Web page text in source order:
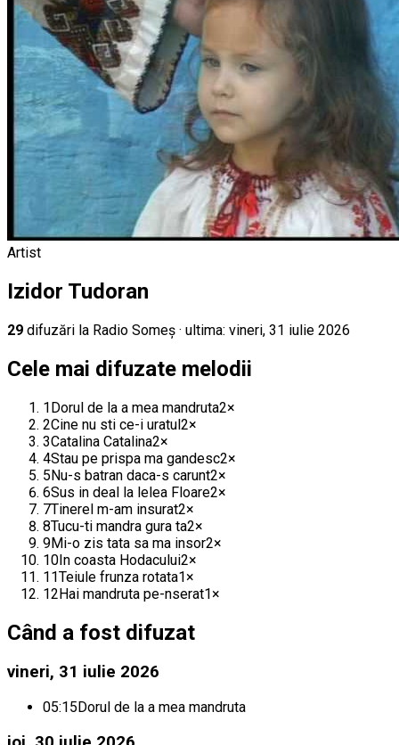
Artist
Izidor Tudoran
29 difuzări la Radio Someș · ultima: vineri, 31 iulie 2026
Cele mai difuzate melodii
1Dorul de la a mea mandruta2×
2Cine nu sti ce-i uratul2×
3Catalina Catalina2×
4Stau pe prispa ma gandesc2×
5Nu-s batran daca-s carunt2×
6Sus in deal la lelea Floare2×
7Tinerel m-am insurat2×
8Tucu-ti mandra gura ta2×
9Mi-o zis tata sa ma insor2×
10In coasta Hodacului2×
11Teiule frunza rotata1×
12Hai mandruta pe-nserat1×
Când a fost difuzat
vineri, 31 iulie 2026
05:15 Dorul de la a mea mandruta